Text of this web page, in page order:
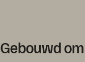
Gebouwd